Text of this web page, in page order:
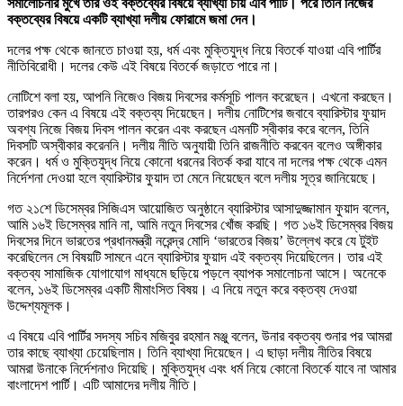
বক্তব্যের বিষয়ে একটি ব্যাখ্যা দলীয় ফোরামে জমা দেন।
দলের পক্ষ থেকে জানতে চাওয়া হয়, ধর্ম এবং মুক্তিযুদ্ধ নিয়ে বিতর্কে যাওয়া এবি পার্টির
নীতিবিরোধী। দলের কেউ এই বিষয়ে বিতর্কে জড়াতে পারে না।
নোটিশে বলা হয়, আপনি নিজেও বিজয় দিবসের কর্মসূচি পালন করেছেন। এখনো করছেন।
তারপরও কেন এ বিষয়ে এই বক্তব্য দিয়েছেন। দলীয় নোটিশের জবাবে ব্যারিস্টার ফুয়াদ
অবশ্য নিজে বিজয় দিবস পালন করেন এবং করছেন এমনটি স্বীকার করে বলেন, তিনি
দিবসটি অস্বীকার করেননি। দলীয় নীতি অনুযায়ী তিনি রাজনীতি করবেন বলেও অঙ্গীকার
করেন। ধর্ম ও মুক্তিযুদ্ধ নিয়ে কোনো ধরনের বিতর্ক করা যাবে না দলের পক্ষ থেকে এমন
নির্দেশনা দেওয়া হলে ব্যারিস্টার ফুয়াদ তা মেনে নিয়েছেন বলে দলীয় সূত্র জানিয়েছে।
গত ২১শে ডিসেম্বর সিজিএস আয়োজিত অনুষ্ঠানে ব্যারিস্টার আসাদুজ্জামান ফুয়াদ বলেন,
আমি ১৬ই ডিসেম্বর মানি না, আমি নতুন দিবসের খোঁজ করছি। গত ১৬ই ডিসেম্বর বিজয়
দিবসের দিনে ভারতের প্রধানমন্ত্রী নরেন্দ্র মোদি ‘ভারতের বিজয়’ উল্লেখ করে যে টুইট
করেছিলেন সে বিষয়টি সামনে এনে ব্যারিস্টার ফুয়াদ এই বক্তব্য দিয়েছিলেন। তার এই
বক্তব্য সামাজিক যোগাযোগ মাধ্যমে ছড়িয়ে পড়লে ব্যাপক সমালোচনা আসে। অনেকে
বলেন, ১৬ই ডিসেম্বর একটি মীমাংসিত বিষয়। এ নিয়ে নতুন করে বক্তব্য দেওয়া
উদ্দেশ্যমূলক।
এ বিষয়ে এবি পার্টির সদস্য সচিব মজিবুর রহমান মঞ্জু বলেন, উনার বক্তব্য শুনার পর আমরা
তার কাছে ব্যাখ্যা চেয়েছিলাম। তিনি ব্যাখ্যা দিয়েছেন। এ ছাড়া দলীয় নীতির বিষয়ে
আমরা উনাকে নির্দেশনাও দিয়েছি। মুক্তিযুদ্ধ এবং ধর্ম নিয়ে কোনো বিতর্কে যাবে না আমার
বাংলাদেশ পার্টি। এটি আমাদের দলীয় নীতি।